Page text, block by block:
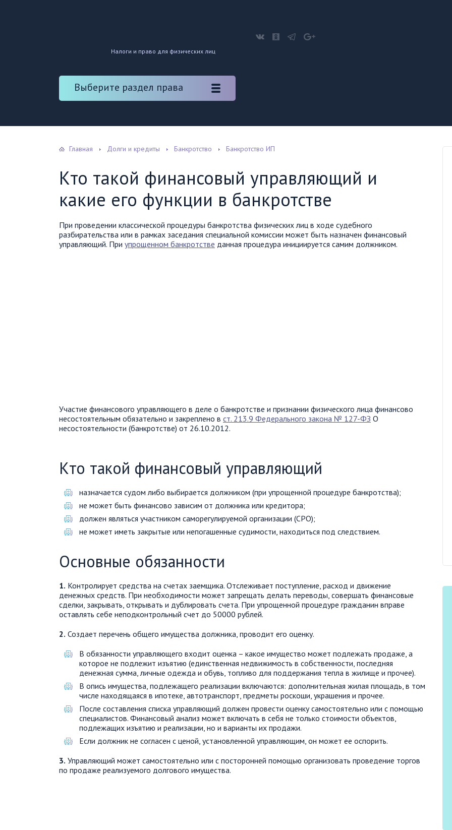
Налоги и право для физических лиц
Выберите раздел права
Главная Долги и кредиты Банкротство Банкротство ИП
Кто такой финансовый управляющий и
какие его функции в банкротстве
При проведении классической процедуры банкротства физических лиц в ходе судебного
разбирательства или в рамках заседания специальной комиссии может быть назначен финансовый
управляющий. При упрощенном банкротстве данная процедура инициируется самим должником.
Участие финансового управляющего в деле о банкротстве и признании физического лица финансово
несостоятельным обязательно и закреплено в ст. 213.9 Федерального закона № 127-ФЗ О
несостоятельности (банкротстве) от 26.10.2012.
Кто такой финансовый управляющий
назначается судом либо выбирается должником (при упрощенной процедуре банкротства);
не может быть финансово зависим от должника или кредитора;
должен являться участником саморегулируемой организации (СРО);
не может иметь закрытые или непогашенные судимости, находиться под следствием.
Основные обязанности
1. Контролирует средства на счетах заемщика. Отслеживает поступление, расход и движение
денежных средств. При необходимости может запрещать делать переводы, совершать финансовые
сделки, закрывать, открывать и дублировать счета. При упрощенной процедуре гражданин вправе
оставлять себе неподконтрольный счет до 50000 рублей.
2. Создает перечень общего имущества должника, проводит его оценку.
В обязанности управляющего входит оценка – какое имущество может подлежать продаже, а
которое не подлежит изъятию (единственная недвижимость в собственности, последняя
денежная сумма, личные одежда и обувь, топливо для поддержания тепла в жилище и прочее).
В опись имущества, подлежащего реализации включаются: дополнительная жилая площадь, в том
числе находящаяся в ипотеке, автотранспорт, предметы роскоши, украшения и прочее.
После составления списка управляющий должен провести оценку самостоятельно или с помощью
специалистов. Финансовый анализ может включать в себя не только стоимости объектов,
подлежащих изъятию и реализации, но и варианты их продажи.
Если должник не согласен с ценой, установленной управляющим, он может ее оспорить.
3. Управляющий может самостоятельно или с посторонней помощью организовать проведение торгов
по продаже реализуемого долгового имущества.